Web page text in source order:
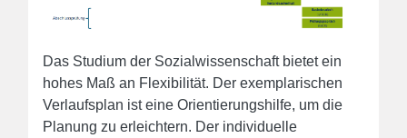
Das Studium der Sozialwissenschaft bietet ein
hohes Maß an Flexibilität. Der exemplarischen
Verlaufsplan ist eine Orientierungshilfe, um die
Planung zu erleichtern. Der individuelle